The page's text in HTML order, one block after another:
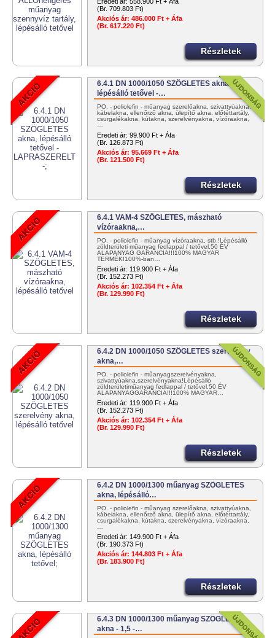
(Br. 709.803 Ft)
Akciós ár: 486.000 Ft + Áfa
(Br. 617.220 Ft)
Részletek
6.4.1 DN 1000/1050 SZÖGLETES akna,
lépésálló tetővel -…
PO. - poliolefin - műanyag szerelőakna, szivattyúakna,
kábelakna, ellenőrző akna, ülepítő akna, előtéttartály,
csurgalékakna, kútakna, szerelvényakna, vízóraakna,
…
Eredeti ár: 99.900 Ft + Áfa
(Br. 126.873 Ft)
Akciós ár: 95.669 Ft + Áfa
(Br. 121.500 Ft)
Részletek
6.4.1 VAM-4 SZÖGLETES, mászható
vízóraakna,…
PO. - poliolefin - műanyag vízóraakna, stb.!Lépésálló
zöldterületi műanyag fedlappal / tetővel.50 ÉV
ALAPANYAG GARANCIA!!!100% MAGYAR
TERMÉK!100%-ban…
Eredeti ár: 119.900 Ft + Áfa
(Br. 152.273 Ft)
Akciós ár: 102.354 Ft + Áfa
(Br. 129.990 Ft)
Részletek
6.4.2 DN 1000/1050 SZÖGLETES szerelvény
akna,…
PO. - poliolefin - műanyagszerelvényakna,
szivattyúakna,szerelvényakna!Lépésálló
zöldterületiműanyag fedlappal / tetővel.50 ÉV
ALAPANYAGGARANCIA!!!100% MAGYAR…
Eredeti ár: 119.900 Ft + Áfa
(Br. 152.273 Ft)
Akciós ár: 102.354 Ft + Áfa
(Br. 129.990 Ft)
Részletek
6.4.2 DN 1000/1300 műanyag SZÖGLETES
akna, lépésálló…
PO. - poliolefin - műanyag szerelőakna, szivattyúakna,
kábelakna, ellenőrző akna, ülepítő akna, előtéttartály,
csurgalékakna, kútakna, szerelvényakna, vízóraakna,
…
Eredeti ár: 149.900 Ft + Áfa
(Br. 190.373 Ft)
Akciós ár: 144.803 Ft + Áfa
(Br. 183.900 Ft)
Részletek
6.4.3 DN 1000/1300 műanyag SZÖGLETES
akna - 1,5 -…